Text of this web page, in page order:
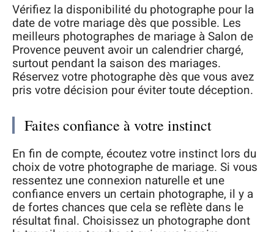
Vérifiez la disponibilité du photographe pour la
date de votre mariage dès que possible. Les
meilleurs photographes de mariage à Salon de
Provence peuvent avoir un calendrier chargé,
surtout pendant la saison des mariages.
Réservez votre photographe dès que vous avez
pris votre décision pour éviter toute déception.
Faites confiance à votre instinct
En fin de compte, écoutez votre instinct lors du
choix de votre photographe de mariage. Si vous
ressentez une connexion naturelle et une
confiance envers un certain photographe, il y a
de fortes chances que cela se reflète dans le
résultat final. Choisissez un photographe dont